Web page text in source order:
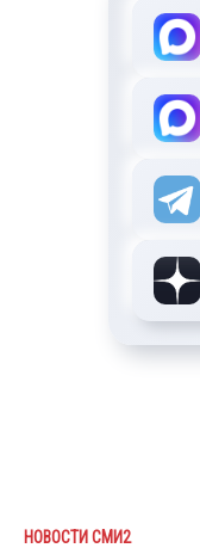
НОВОСТИ СМИ2